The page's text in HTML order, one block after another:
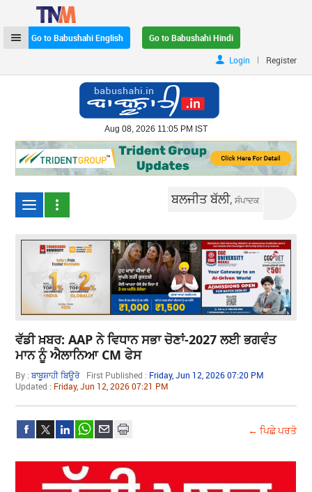
Go to Babushahi English
Go to Babushahi Hindi
Login
| Register
Aug 08, 2026 11:05 PM IST
ਬਲਜੀਤ ਬੱਲੀ,ਸੰਪਾਦਕ
ਵੱਡੀ ਖ਼ਬਰ: AAP ਨੇ ਵਿਧਾਨ ਸਭਾ ਚੋਣਾਂ-2027 ਲਈ ਭਗਵੰਤ
ਮਾਨ ਨੂੰ ਐਲਾਨਿਆ CM ਫੇਸ
By :ਬਾਬੂਸ਼ਾਹੀ ਬਿਊਰੋ First Published : Friday, Jun 12, 2026 07:20 PM
Updated : Friday, Jun 12, 2026 07:21 PM
← ਪਿਛੇ ਪਰਤੋ